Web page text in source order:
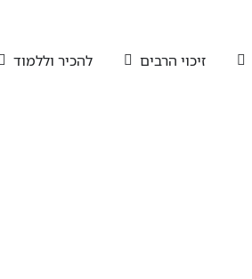
זיכוי הרבים להכיר וללמוד